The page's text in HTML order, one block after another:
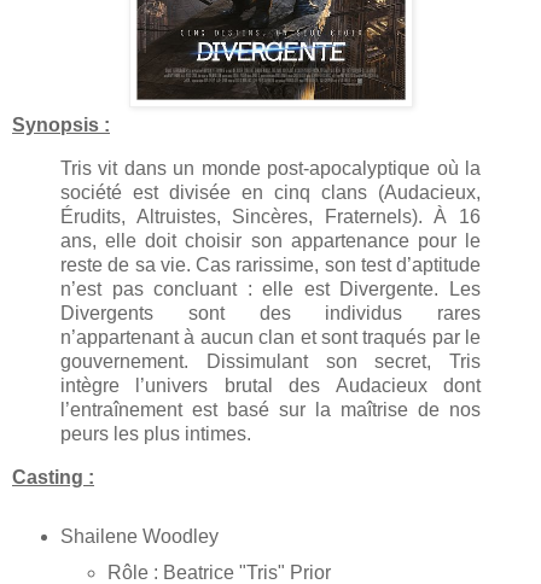
Synopsis :
Tris vit dans un monde post-apocalyptique où la
société est divisée en cinq clans (Audacieux,
Érudits, Altruistes, Sincères, Fraternels). À 16
ans, elle doit choisir son appartenance pour le
reste de sa vie. Cas rarissime, son test d’aptitude
n’est pas concluant : elle est Divergente. Les
Divergents sont des individus rares
n’appartenant à aucun clan et sont traqués par le
gouvernement. Dissimulant son secret, Tris
intègre l’univers brutal des Audacieux dont
l’entraînement est basé sur la maîtrise de nos
peurs les plus intimes.
Casting :
Shailene Woodley
Rôle : Beatrice "Tris" Prior